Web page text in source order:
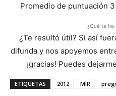
Promedio de puntuación 3
¿Qué te ha
¿Te resultó útil? Si así
difunda y nos apoyemos
¡gracias! Puedes
ETIQUETAS 2012 MIR